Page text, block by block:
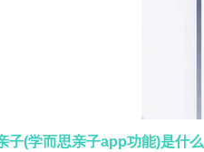
子(学而思亲子app功能)是什么